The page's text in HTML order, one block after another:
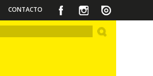
CONTACTO